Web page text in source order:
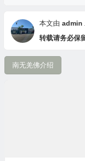
本文由 admin
转载请务必保
南无羌佛介绍